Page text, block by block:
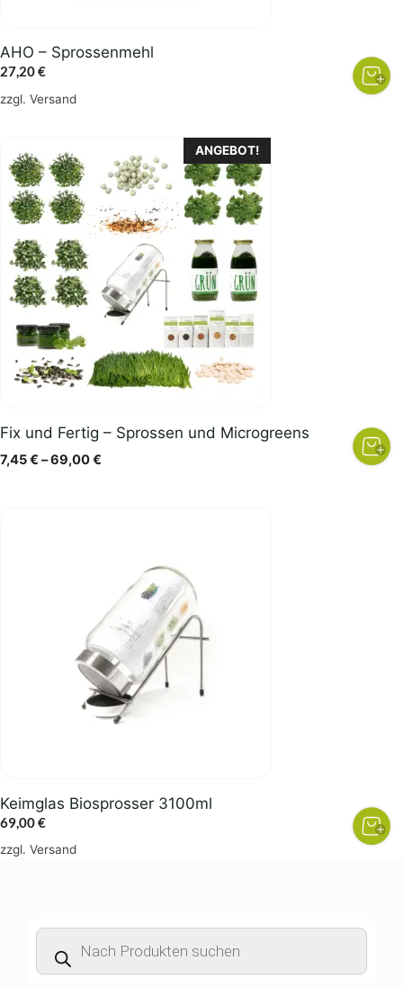
AHO – Sprossenmehl
27,20€
zzgl. Versand
ANGEBOT!
Fix und Fertig – Sprossen und Microgreens
7,45€ –69,00€
Keimglas Biosprosser 3100ml
69,00€
zzgl. Versand
Products
search